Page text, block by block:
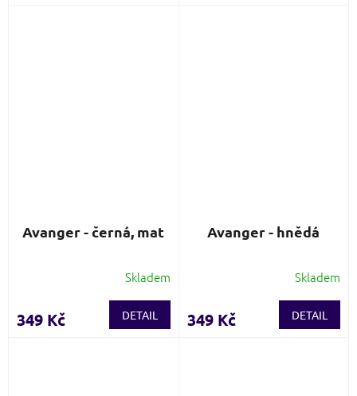
Avanger - černá, mat
Skladem
349 Kč DETAIL
Avanger - hnědá
Skladem
349 Kč DETAIL